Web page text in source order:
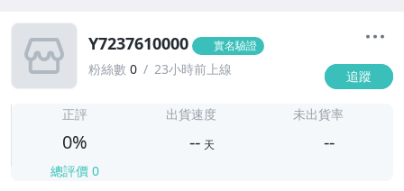
Y7237610000 實名驗證
粉絲數 0 23小時前上線 追蹤
正評
0%
總評價 0
出貨速度
-- 天
未出貨率
--